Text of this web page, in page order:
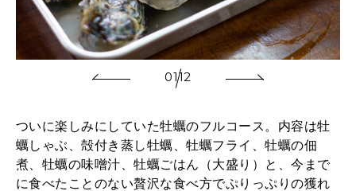
0112
ついに楽しみにしていた牡蠣のフルコース。内容は牡
蠣しゃぶ、殻付き蒸し牡蠣、牡蠣フライ、牡蠣の佃
煮、牡蠣の味噌汁、牡蠣ごはん（大盛り）と、今まで
に食べたことのない贅沢な食べ方でぷりっぷりの獲れ